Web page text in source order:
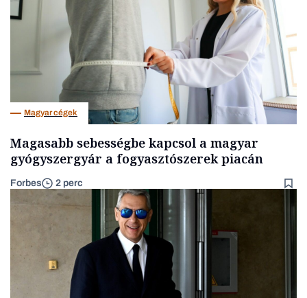
Magyar cégek
Magasabb sebességbe kapcsol a magyar
gyógyszergyár a fogyasztószerek piacán
Forbes 2 perc